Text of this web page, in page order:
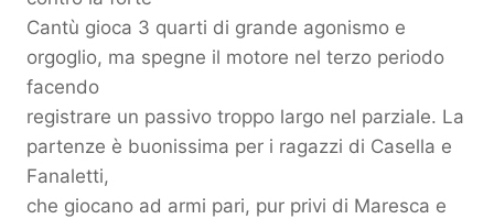
Cantù gioca 3 quarti di grande agonismo e
orgoglio, ma spegne il motore nel terzo periodo
facendo
registrare un passivo troppo largo nel parziale. La
partenze è buonissima per i ragazzi di Casella e
Fanaletti,
che giocano ad armi pari, pur privi di Maresca e